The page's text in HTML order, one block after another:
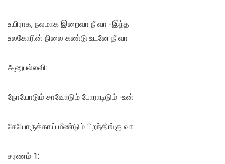
உயிராக, நலமாக இறைவா நீ வா -இந்த
உலகோரின் நிலை கண்டு உடனே நீ வா
அனுபல்லவி:
நோயோடும் சாவோடும் போராடிடும் -உன்
சேயோருக்காய் மீண்டும் பிறந்திங்கு வா
சரணம் 1: